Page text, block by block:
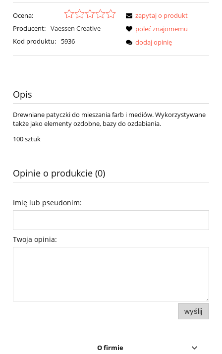
Ocena:
Producent: Vaessen Creative
Kod produktu:
5936
zapytaj o produkt
poleć znajomemu
dodaj opinię
Opis
Drewniane patyczki do mieszania farb i mediów. Wykorzystywane
także jako elementy ozdobne, bazy do ozdabiania.
100 sztuk
Opinie o produkcie (0)
Imię lub pseudonim:
Twoja opinia:
wyślij
O firmie